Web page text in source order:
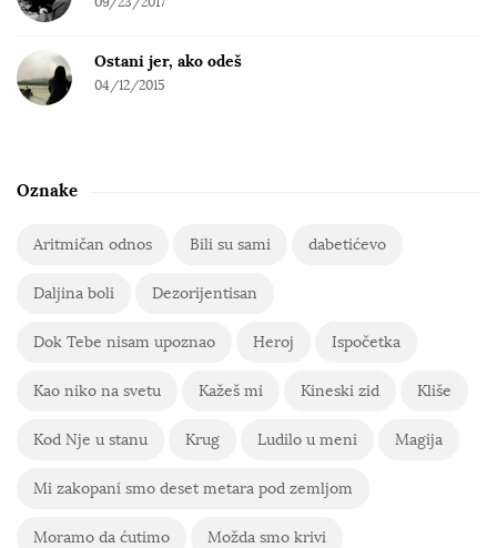
Ostani jer, ako odeš
04/12/2015
Oznake
Aritmičan odnos Bili su sami dabetićevo
Daljina boli Dezorijentisan
Dok Tebe nisam upoznao Heroj Ispočetka
Kao niko na svetu Kažeš mi Kineski zid Kliše
Kod Nje u stanu Krug Ludilo u meni Magija
Mi zakopani smo deset metara pod zemljom
Moramo da ćutimo Možda smo krivi